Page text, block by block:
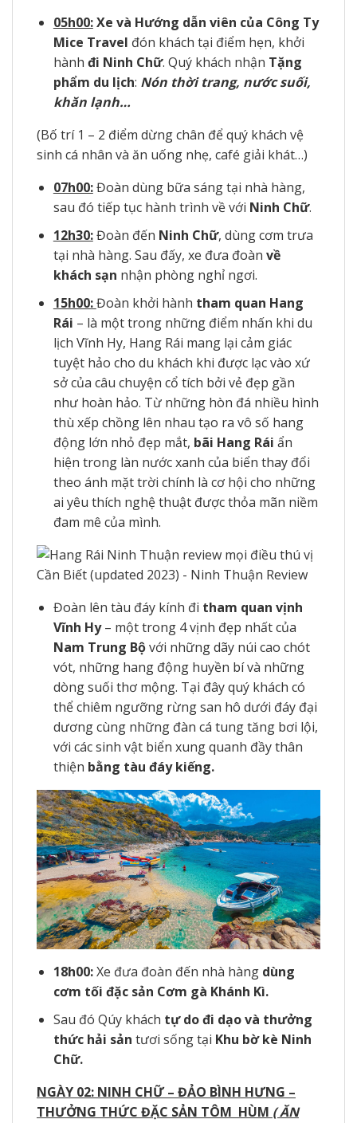
05h00:Xe và Hướng dẫn viên của Công Ty
Mice Travel đón khách tại điểm hẹn, khởi
hành đi Ninh Chữ. Quý khách nhận Tặng
phẩm du lịch: Nón thời trang, nước suối,
khăn lạnh…
(Bố trí 1 – 2 điểm dừng chân để quý khách vệ
sinh cá nhân và ăn uống nhẹ, café giải khát…)
07h00:Đoàn dùng bữa sáng tại nhà hàng,
sau đó tiếp tục hành trình về với Ninh Chữ.
12h30:Đoàn đến Ninh Chữ, dùng cơm trưa
tại nhà hàng. Sau đấy, xe đưa đoàn về
khách sạn nhận phòng nghỉ ngơi.
15h00:Đoàn khởi hành tham quan Hang
Rái – là một trong những điểm nhấn khi du
lịch Vĩnh Hy, Hang Rái mang lại cảm giác
tuyệt hảo cho du khách khi được lạc vào xứ
sở của câu chuyện cổ tích bởi vẻ đẹp gần
như hoàn hảo. Từ những hòn đá nhiều hình
thù xếp chồng lên nhau tạo ra vô số hang
động lớn nhỏ đẹp mắt, bãi Hang Rái ẩn
hiện trong làn nước xanh của biển thay đổi
theo ánh mặt trời chính là cơ hội cho những
ai yêu thích nghệ thuật được thỏa mãn niềm
đam mê của mình.
Đoàn lên tàu đáy kính đi tham quan vịnh
Vĩnh Hy– một trong 4 vịnh đẹp nhất của
Nam Trung Bộvới những dãy núi cao chót
vót, những hang động huyền bí và những
dòng suối thơ mộng. Tại đây quý khách có
thể chiêm ngưỡng rừng san hô dưới đáy đại
dương cùng những đàn cá tung tăng bơi lội,
với các sinh vật biển xung quanh đầy thân
thiện bằng tàu đáy kiếng.
18h00:Xe đưa đoàn đến nhà hàng dùng
cơm tối đặc sản Cơm gà Khánh Kì.
Sau đó Qúy khách tự do đi dạo và thưởng
thức hải sản tươi sống tại Khu bờ kè Ninh
Chữ.
NGÀY 02: NINH CHỮ – ĐẢO BÌNH HƯNG –
THƯỞNG THỨC ĐẶC SẢN TÔM HÙM ( ĂN